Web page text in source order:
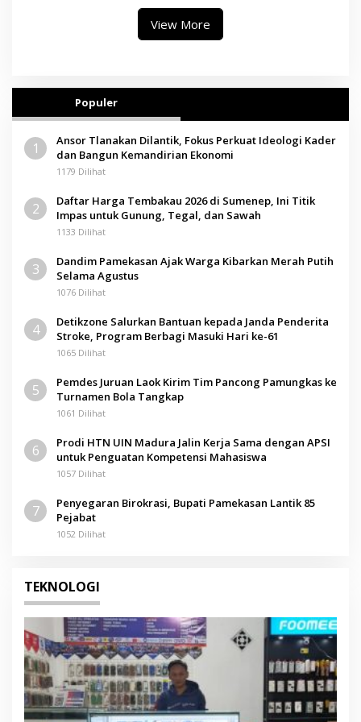
View More
Populer
1
Ansor Tlanakan Dilantik, Fokus Perkuat Ideologi Kader
dan Bangun Kemandirian Ekonomi
1179 Dilihat
2
Daftar Harga Tembakau 2026 di Sumenep, Ini Titik
Impas untuk Gunung, Tegal, dan Sawah
1133 Dilihat
3
Dandim Pamekasan Ajak Warga Kibarkan Merah Putih
Selama Agustus
1076 Dilihat
4
Detikzone Salurkan Bantuan kepada Janda Penderita
Stroke, Program Berbagi Masuki Hari ke-61
1065 Dilihat
5
Pemdes Juruan Laok Kirim Tim Pancong Pamungkas ke
Turnamen Bola Tangkap
1061 Dilihat
6
Prodi HTN UIN Madura Jalin Kerja Sama dengan APSI
untuk Penguatan Kompetensi Mahasiswa
1057 Dilihat
7
Penyegaran Birokrasi, Bupati Pamekasan Lantik 85
Pejabat
1052 Dilihat
TEKNOLOGI